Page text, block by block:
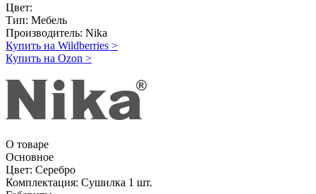
Цвет:
Тип: Мебель
Производитель: Nika
Купить на Wildberries >
Купить на Ozon >
О товаре
Основное
Цвет: Серебро
Комплектация: Сушилка 1 шт.